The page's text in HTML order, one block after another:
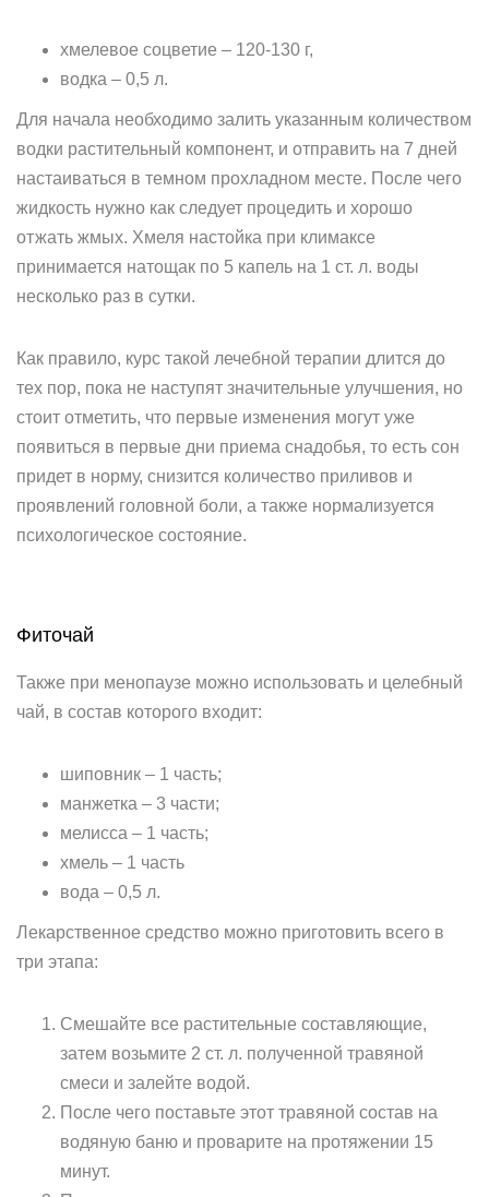
хмелевое соцветие – 120-130 г,
водка – 0,5 л.
Для начала необходимо залить указанным количеством
водки растительный компонент, и отправить на 7 дней
настаиваться в темном прохладном месте. После чего
жидкость нужно как следует процедить и хорошо
отжать жмых. Хмеля настойка при климаксе
принимается натощак по 5 капель на 1 ст. л. воды
несколько раз в сутки.
Как правило, курс такой лечебной терапии длится до
тех пор, пока не наступят значительные улучшения, но
стоит отметить, что первые изменения могут уже
появиться в первые дни приема снадобья, то есть сон
придет в норму, снизится количество приливов и
проявлений головной боли, а также нормализуется
психологическое состояние.
Фиточай
Также при менопаузе можно использовать и целебный
чай, в состав которого входит:
шиповник – 1 часть;
манжетка – 3 части;
мелисса – 1 часть;
хмель – 1 часть
вода – 0,5 л.
Лекарственное средство можно приготовить всего в
три этапа:
Смешайте все растительные составляющие,
затем возьмите 2 ст. л. полученной травяной
смеси и залейте водой.
После чего поставьте этот травяной состав на
водяную баню и проварите на протяжении 15
минут.